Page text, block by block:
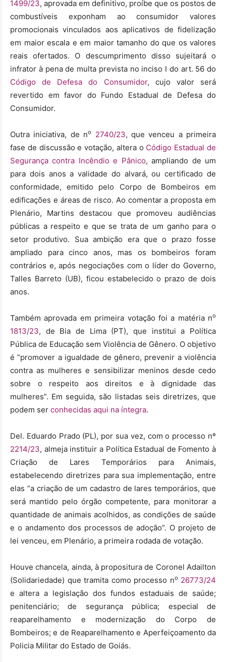
1499/23, aprovada em definitivo, proíbe que os postos de
combustíveis exponham ao consumidor valores
promocionais vinculados aos aplicativos de fidelização
em maior escala e em maior tamanho do que os valores
reais ofertados. O descumprimento disso sujeitará o
infrator à pena de multa prevista no inciso I do art. 56 do
Código de Defesa do Consumidor, cujo valor será
revertido em favor do Fundo Estadual de Defesa do
Consumidor.
Outra iniciativa, de no 2740/23, que venceu a primeira
fase de discussão e votação, altera o Código Estadual de
Segurança contra Incêndio e Pânico, ampliando de um
para dois anos a validade do alvará, ou certificado de
conformidade, emitido pelo Corpo de Bombeiros em
edificações e áreas de risco. Ao comentar a proposta em
Plenário, Martins destacou que promoveu audiências
públicas a respeito e que se trata de um ganho para o
setor produtivo. Sua ambição era que o prazo fosse
ampliado para cinco anos, mas os bombeiros foram
contrários e, após negociações com o líder do Governo,
Talles Barreto (UB), ficou estabelecido o prazo de dois
anos.
Também aprovada em primeira votação foi a matéria no
1813/23, de Bia de Lima (PT), que institui a Política
Pública de Educação sem Violência de Gênero. O objetivo
é “promover a igualdade de gênero, prevenir a violência
contra as mulheres e sensibilizar meninos desde cedo
sobre o respeito aos direitos e à dignidade das
mulheres”. Em seguida, são listadas seis diretrizes, que
podem ser conhecidas aqui na íntegra.
Del. Eduardo Prado (PL), por sua vez, com o processo nº
2214/23, almeja instituir a Política Estadual de Fomento à
Criação de Lares Temporários para Animais,
estabelecendo diretrizes para sua implementação, entre
elas “a criação de um cadastro de lares temporários, que
será mantido pelo órgão competente, para monitorar a
quantidade de animais acolhidos, as condições de saúde
e o andamento dos processos de adoção”. O projeto de
lei venceu, em Plenário, a primeira rodada de votação.
Houve chancela, ainda, à propositura de Coronel Adailton
(Solidariedade) que tramita como processo no 26773/24
e altera a legislação dos fundos estaduais de saúde;
penitenciário; de segurança pública; especial de
reaparelhamento e modernização do Corpo de
Bombeiros; e de Reaparelhamento e Aperfeiçoamento da
Policia Militar do Estado de Goiás.